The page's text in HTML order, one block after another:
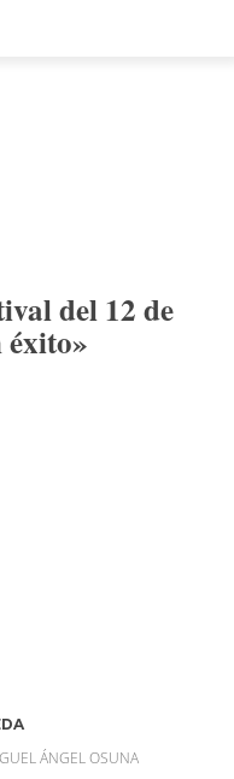
del 12 de
éxito»
ÁNGEL OSUNA